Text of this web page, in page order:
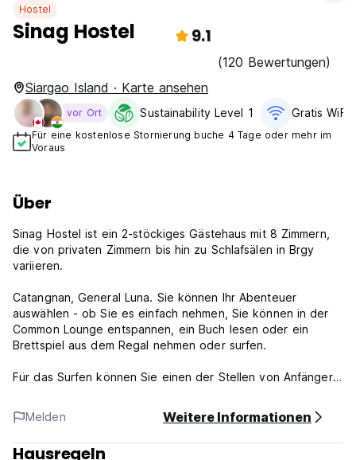
Hostel
Sinag Hostel 9.1
(120 Bewertungen)
Siargao Island · Karte ansehen
vor Ort Sustainability Level 1 Gratis WiFi
Für eine kostenlose Stornierung buche 4 Tage oder mehr im
Voraus
Über
Sinag Hostel ist ein 2-stöckiges Gästehaus mit 8 Zimmern,
die von privaten Zimmern bis hin zu Schlafsälen in Brgy
variieren.
Catangnan, General Luna. Sie können Ihr Abenteuer
auswählen - ob Sie es einfach nehmen, Sie können in der
Common Lounge entspannen, ein Buch lesen oder ein
Brettspiel aus dem Regal nehmen oder surfen.
Für das Surfen können Sie einen der Stellen von Anfänger
Sinag Hostel ist Ihr „Zuhause zwischen Abenteuern“.
Geschäftsbedingungen:
Melden Weitere Informationen
Hausregeln